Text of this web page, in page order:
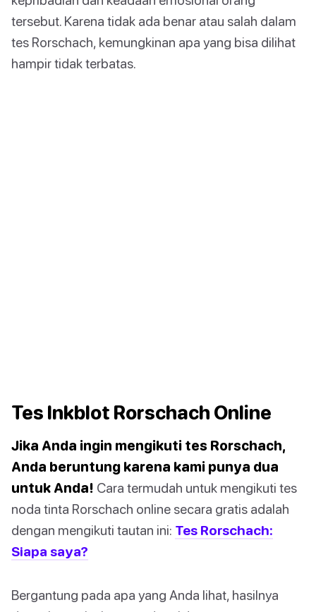
tersebut. Karena tidak ada benar atau salah dalam
tes Rorschach, kemungkinan apa yang bisa dilihat
hampir tidak terbatas.
Tes Inkblot Rorschach Online
Jika Anda ingin mengikuti tes Rorschach,
Anda beruntung karena kami punya dua
untuk Anda! Cara termudah untuk mengikuti tes
noda tinta Rorschach online secara gratis adalah
dengan mengikuti tautan ini: Tes Rorschach:
Siapa saya?
Bergantung pada apa yang Anda lihat, hasilnya